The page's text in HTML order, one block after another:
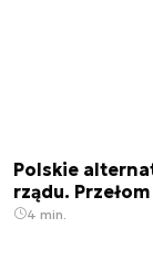
Polskie
rządu.
4 min.